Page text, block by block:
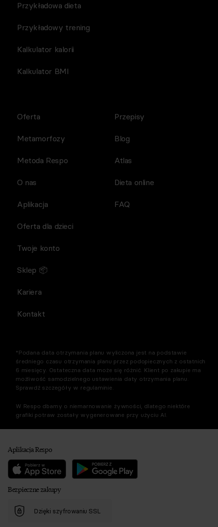
Przykładowa dieta
Przykładowy trening
Kalkulator kalorii
Kalkulator BMI
Oferta
Metamorfozy
Metoda Respo
O nas
Aplikacja
Przepisy
Blog
Atlas
Dieta online
FAQ
Oferta dla dzieci
Twoje konto
Sklep 📦
Kariera
Kontakt
*Podana data otrzymania planu wyliczona jest na podstawie
średniego czasu otrzymania planu przez podopiecznych z ostatnich
6 miesięcy. Ostateczna data może się różnić. Klient po zakupie ma
możliwość samodzielnego ustawienia daty otrzymania planu.
Sprawdź szczegóły w regulaminie.
W Respo dbamy o niemarnowanie żywności, dlatego niektóre
grafiki potraw zostały wygenerowane przy użyciu AI.
Aplikacja Respo
Bezpieczne zakupy
Dzięki szyfrowaniu SSL